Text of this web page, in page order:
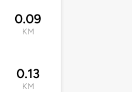
0.09
KM
0.13
KM